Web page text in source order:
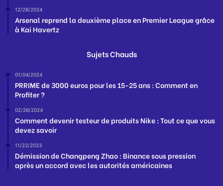
12/28/2024
Arsenal reprend la deuxième place en Premier League grâce
à Kai Havertz
Sujets Chauds
01/04/2024
PRRIME de 3000 euros pour les 15-25 ans : Comment en
Profiter ?
02/26/2024
Comment devenir testeur de produits Nike : Tout ce que vous
devez savoir
11/22/2023
Démission de Changpeng Zhao : Binance sous pression
après un accord avec les autorités américaines